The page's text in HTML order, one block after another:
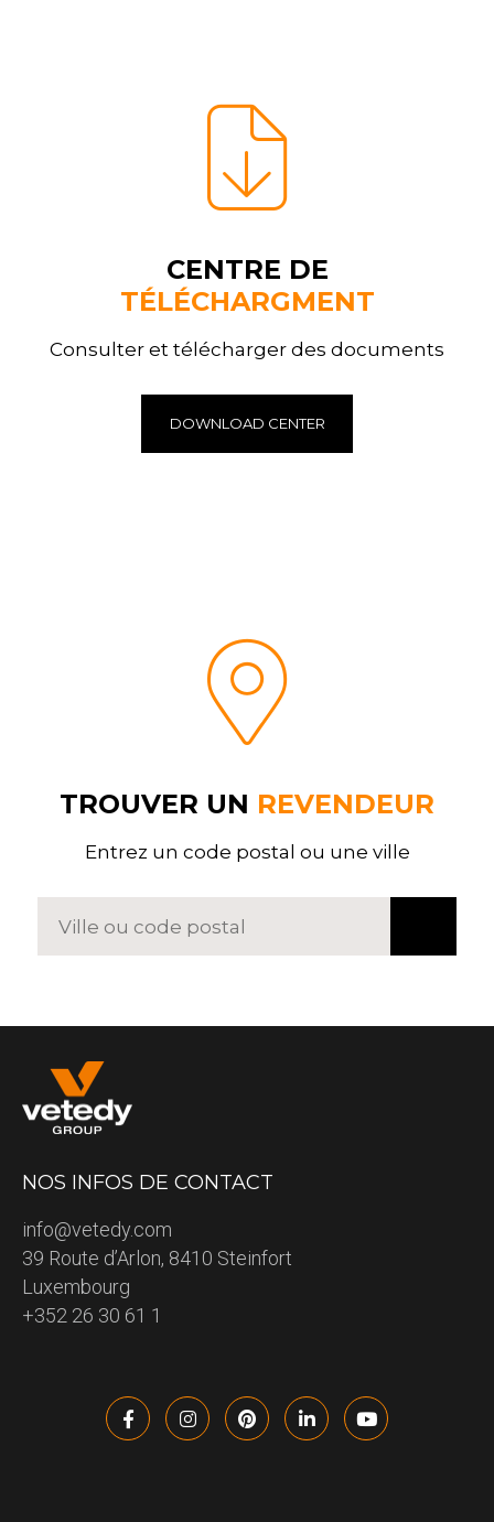
CENTRE DE
TÉLÉCHARGMENT
Consulter et télécharger des documents
DOWNLOAD CENTER
TROUVER UN REVENDEUR
Entrez un code postal ou une ville
NOS INFOS DE CONTACT
info@vetedy.com
39 Route d’Arlon, 8410 Steinfort
Luxembourg
+352 26 30 61 1